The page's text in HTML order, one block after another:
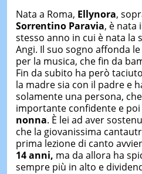
Nata a Roma, Ellynora,
Sorrentino Paravia, è nata
stesso anno in cui è nata la
Angi. Il suo sogno affonda
per la musica, che fin da
Fin da subito ha però
la madre sia con il padre e
solamente una persona,
importante confidente e
nonna. È lei ad aver
che la giovanissima
prima lezione di canto
14 anni, ma da allora ha
sempre più in alto e